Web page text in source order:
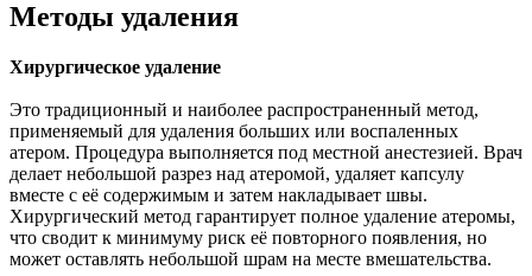
Методы удаления
Хирургическое удаление
Это традиционный и наиболее распространенный метод,
применяемый для удаления больших или воспаленных
атером. Процедура выполняется под местной анестезией. Врач
делает небольшой разрез над атеромой, удаляет капсулу
вместе с её содержимым и затем накладывает швы.
Хирургический метод гарантирует полное удаление атеромы,
что сводит к минимуму риск её повторного появления, но
может оставлять небольшой шрам на месте вмешательства.